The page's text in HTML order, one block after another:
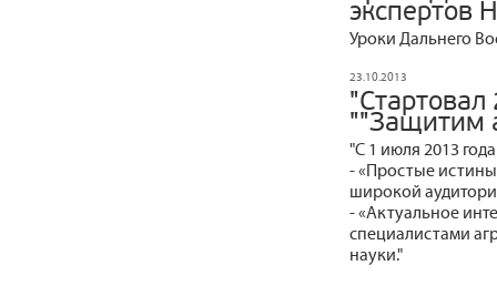
экспертов
Уроки Дальнего
23.10.2013
"Стартовал
""Защитим
"С 1 июля 2013
- «Простые
широкой
- «Актуальное
специалистами
науки."